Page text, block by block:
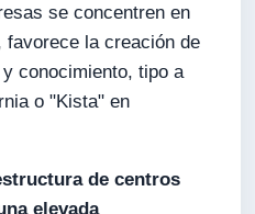
se concentren en
favorece la creación de
conocimiento, tipo a
o "Kista" en
de centros
elevada